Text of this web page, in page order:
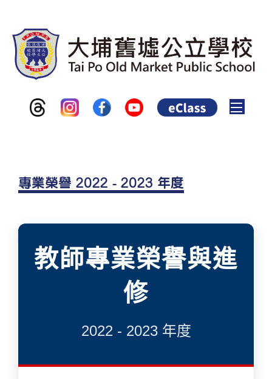
專業榮譽 2022 - 2023 年度
教師專業榮譽與進
修
2022 - 2023 年度